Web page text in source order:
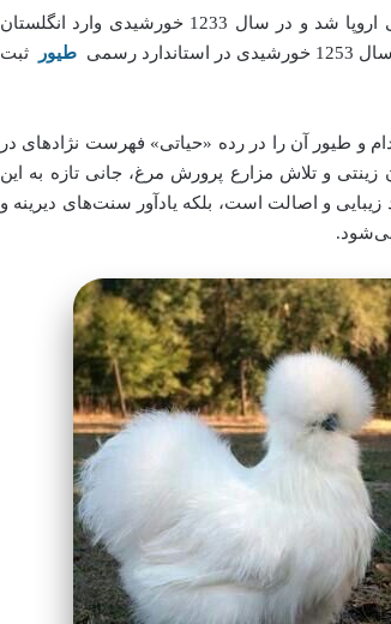
نژاد سلطان نخستین بار در میانه قرن نوزدهم از استانبول راهی اروپا شد و در سال 1233 خورشیدی وارد انگلستان
رسمی
طیور
ثبت
و طیور آن را در رده «حیاتی» فهرست نژادهای در
زینتی و تلاش مزارع پرورش مرغ، جانی تازه به این
و اصالت است، بلکه یادآور سنت‌های دیرینه و